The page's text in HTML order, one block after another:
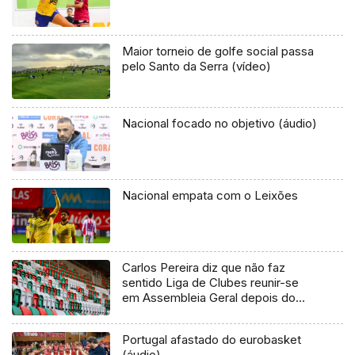
Maior torneio de golfe social passa
pelo Santo da Serra (vídeo)
Nacional focado no objetivo (áudio)
Nacional empata com o Leixões
Carlos Pereira diz que não faz
sentido Liga de Clubes reunir-se
em Assembleia Geral depois do
Portugal afastado do eurobasket